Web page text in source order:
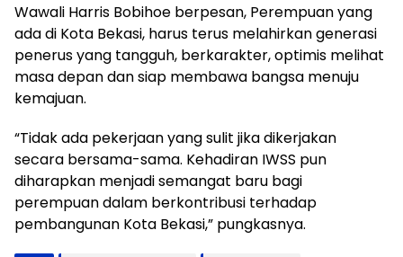
Wawali Harris Bobihoe berpesan, Perempuan yang
ada di Kota Bekasi, harus terus melahirkan generasi
penerus yang tangguh, berkarakter, optimis melihat
masa depan dan siap membawa bangsa menuju
kemajuan.
“Tidak ada pekerjaan yang sulit jika dikerjakan
secara bersama-sama. Kehadiran IWSS pun
diharapkan menjadi semangat baru bagi
perempuan dalam berkontribusi terhadap
pembangunan Kota Bekasi,” pungkasnya.